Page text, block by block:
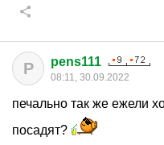
P pens111
08:11, 30.09.2022
печально так же ежели
посадят?